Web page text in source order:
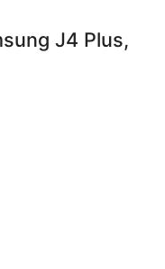
J4 Plus,